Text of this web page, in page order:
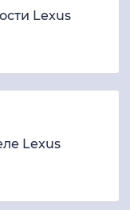
Lexus
Lexus